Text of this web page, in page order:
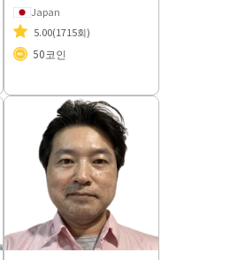
Japan
5.00(1715회)
50코인